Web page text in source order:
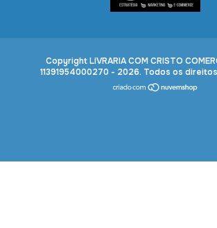
Copyright LIVRARIA COM CRISTO
11391954000270 - 2026. Todos os